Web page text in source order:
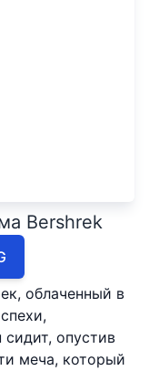
Bershrek
облаченный в
опустив
меча, который